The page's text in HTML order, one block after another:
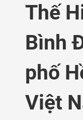
Thế
Bình
phố
Việt